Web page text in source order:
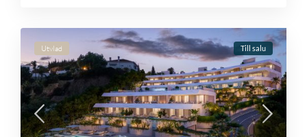
Utvlad Till salu